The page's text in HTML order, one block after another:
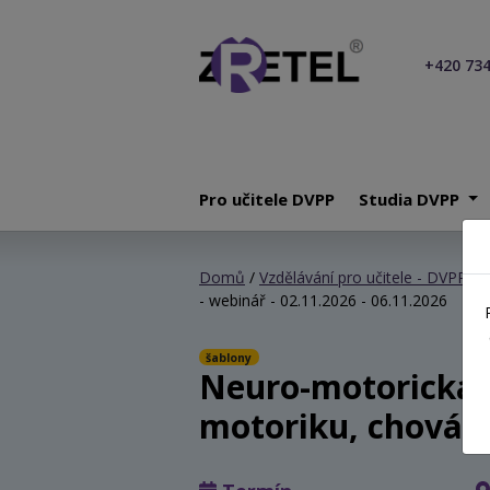
+420
Pro učitele DVPP Studia DVPP
Domů / Vzdělávání pro učitele - DVPP/
- webinář - 02.11.2026 - 06.11.2026
šablony
Neuro-motorická
motoriku,